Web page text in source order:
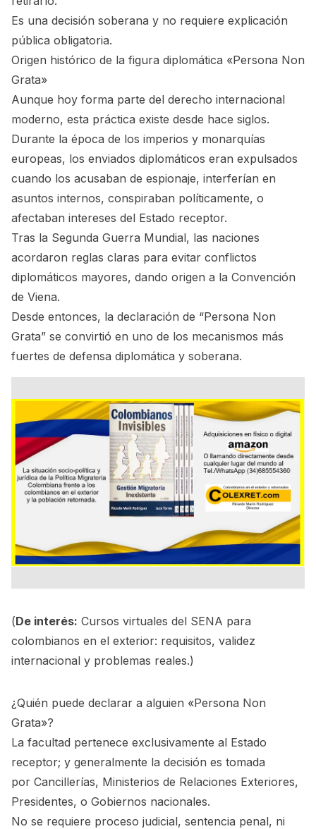
Es una decisión soberana y no requiere explicación
pública obligatoria.
Origen histórico de la figura diplomática «Persona Non
Grata»
Aunque hoy forma parte del derecho internacional
moderno, esta práctica existe desde hace siglos.
Durante la época de los imperios y monarquías
europeas, los enviados diplomáticos eran expulsados
cuando los acusaban de espionaje, interferían en
asuntos internos, conspiraban políticamente, o
afectaban intereses del Estado receptor.
Tras la Segunda Guerra Mundial, las naciones
acordaron reglas claras para evitar conflictos
diplomáticos mayores, dando origen a la Convención
de Viena.
Desde entonces, la declaración de “Persona Non
Grata” se convirtió en uno de los mecanismos más
fuertes de defensa diplomática y soberana.
(De interés: Cursos virtuales del SENA para
colombianos en el exterior: requisitos, validez
internacional y problemas reales.)
¿Quién puede declarar a alguien «Persona Non
Grata»?
La facultad pertenece exclusivamente al Estado
receptor; y generalmente la decisión es tomada
por Cancillerías, Ministerios de Relaciones Exteriores,
Presidentes, o Gobiernos nacionales.
No se requiere proceso judicial, sentencia penal, ni